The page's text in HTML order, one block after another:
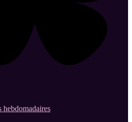
hebdomadaires